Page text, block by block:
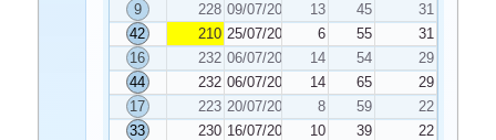
9
228 09/07/2022 13 45
31
42
210 25/07/2022 6 55
31
16
232 06/07/2022 14 54
29
44
232 06/07/2022 14 65
29
17
223 20/07/2022 8 59
22
33
230 16/07/2022 10 39
22